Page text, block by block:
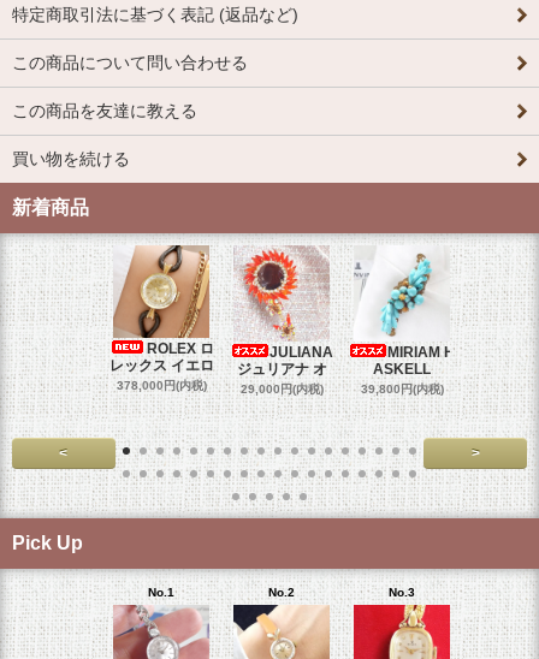
特定商取引法に基づく表記 (返品など)
この商品について問い合わせる
この商品を友達に教える
買い物を続ける
新着商品
ROLEX ロ
レックス イエロ
378,000円(内税)
JULIANA
ジュリアナ オ
29,000円(内税)
MIRIAM H
ASKELL
39,800円(内税)
オメガマ
スダ
458,000円
< >
Pick Up
No.1 No.2 No.3 No.4